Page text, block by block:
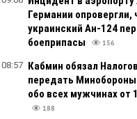
Германии опровергли,
украинский Ан-124
боеприпасы
156
08:57 Кабмин обязал
передать
обо всех мужчинах от
188